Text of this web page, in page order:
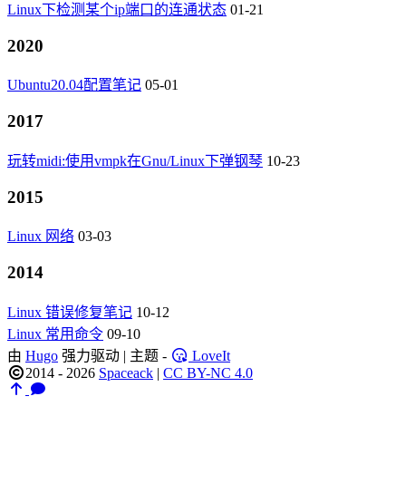
Linux下检测某个ip端口的连通状态 01-21
2020
Ubuntu20.04配置笔记 05-01
2017
玩转midi:使用vmpk在Gnu/Linux下弹钢琴 10-23
2015
Linux 网络 03-03
2014
Linux 错误修复笔记 10-12
Linux 常用命令 09-10
由 Hugo 强力驱动 | 主题 -
LoveIt
2014 - 2026 Spaceack | CC BY-NC 4.0